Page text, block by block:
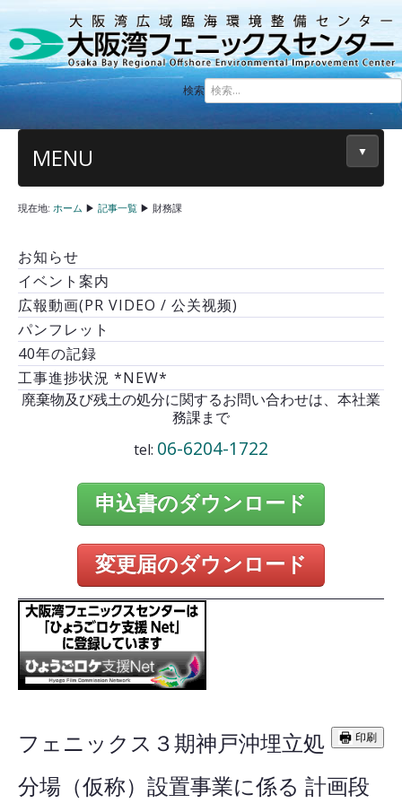
検索
MENU ▼
現在地: ホーム ▶ 記事一覧 ▶ 財務課
お知らせ
イベント案内
広報動画(PR VIDEO / 公关视频)
パンフレット
40年の記録
工事進捗状況 *NEW*
廃棄物及び残土の処分に関するお問い合わせは、本社業
務課まで
tel: 06-6204-1722
申込書のダウンロード
変更届のダウンロード
印刷
フェニックス３期神戸沖埋立処
分場（仮称）設置事業に係る 計画段